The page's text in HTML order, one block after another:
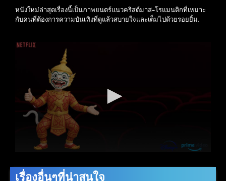
หนังใหม่ล่าสุดเรื่องนี้เป็นภาพยนตร์แนวคริสต์มาส-โรแมนติกที่เหมาะ
กับคนที่ต้องการความบันเทิงที่ดูแล้วสบายใจและเต็มไปด้วยรอยยิ้ม.
เรื่องอื่นๆที่น่าสนใจ